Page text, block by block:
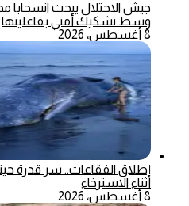
جيش الاحتلال يبحث انسحابا
وسط تشكيك أمني بفاعليتها
8 أغسطس، 2026
إطلاق الفقاعات.. سر قدرة
أثناء الاسترخاء
8 أغسطس، 2026